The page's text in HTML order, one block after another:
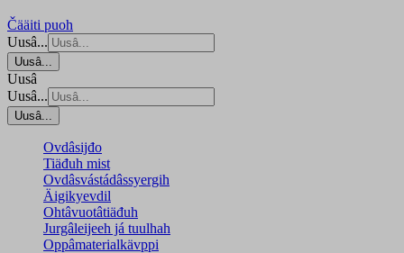
Čääiti puoh
Uusâ...
Uusâ...
Uusâ
Uusâ...
Uusâ...
Ovdâsijđo
Tiäđuh mist
Ovdâsvástádâssyergih
Äigikyevdil
Ohtâvuotâtiäđuh
Jurgâleijeeh já tuulhah
Oppâmaterialkävppi